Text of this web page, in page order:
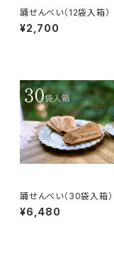
踊せんべい（12袋入箱）
¥2,700
踊せんべい（30袋入箱）
¥6,480